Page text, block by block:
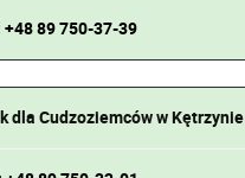
+48 89 750-37-39
dla Cudzoziemców w Kętrzynie